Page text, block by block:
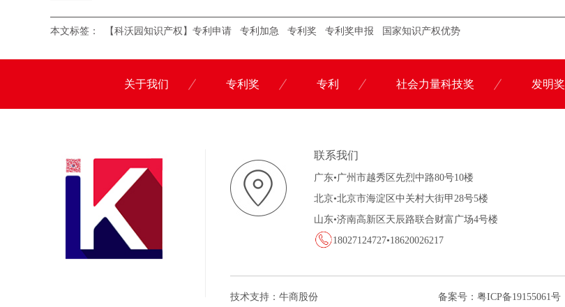
本文标签： 【科沃园知识产权】专利申请 专利加急 专利奖 专利奖申报 国家知识产权优势
关于我们 专利奖 专利 社会力量科技奖 发明奖
联系我们
广东•广州市越秀区先烈中路80号10楼
北京•北京市海淀区中关村大街甲28号5楼
山东•济南高新区天辰路联合财富广场4号楼
18027124727•18620026217
技术支持：牛商股份 备案号： 粤ICP备19155061号